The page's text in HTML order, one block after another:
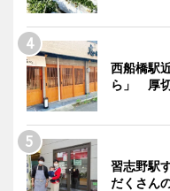
西船橋駅
ら」 厚
習志野駅
だくさん